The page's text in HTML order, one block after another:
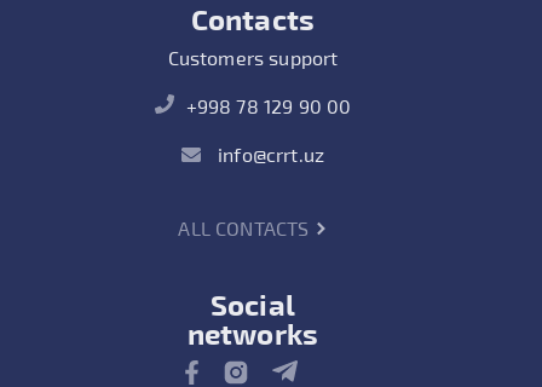
Contacts
Customers support
+998 78 129 90 00
info@crrt.uz
ALL CONTACTS
Social
networks